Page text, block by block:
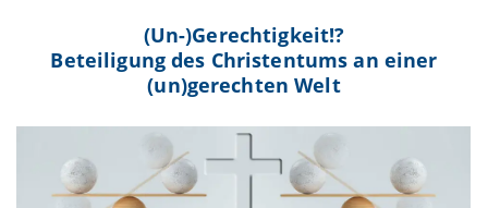
fis.uni-bamberg.de
(Un-)Gerechtigkeit!?
Beteiligung des Christentums an einer
(un)gerechten Welt